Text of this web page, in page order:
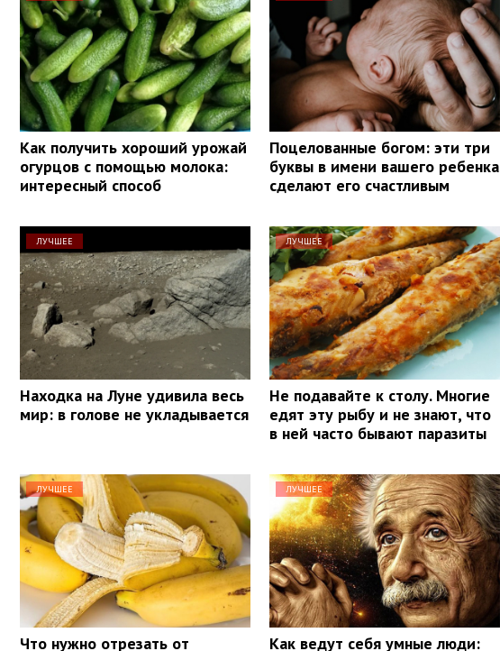
Как получить хороший урожай
огурцов с помощью молока:
интересный способ
Поцелованные богом: эти три
буквы в имени вашего ребенка
сделают его счастливым
ЛУЧШЕЕ
Находка на Луне удивила весь
мир: в голове не укладывается
ЛУЧШЕЕ
Не подавайте к столу. Многие
едят эту рыбу и не знают, что
в ней часто бывают паразиты
ЛУЧШЕЕ
Что нужно отрезать от
ЛУЧШЕЕ
Как ведут себя умные люди: